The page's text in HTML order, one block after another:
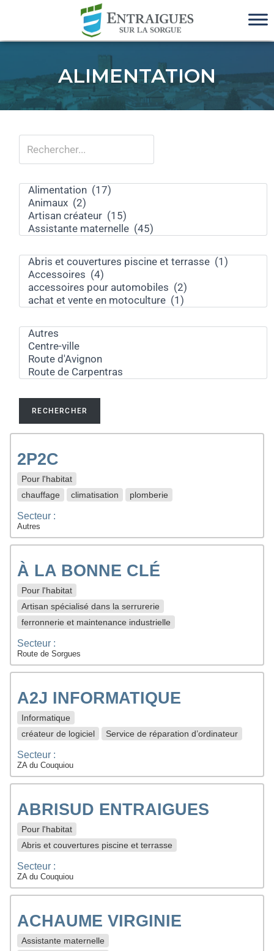
ALIMENTATION
2P2C
Pour l'habitat
chauffage
climatisation plomberie
Secteur :
Autres
À LA BONNE CLÉ
Pour l'habitat
Artisan spécialisé dans la serrurerie
ferronnerie et maintenance industrielle
Secteur :
Route de Sorgues
A2J INFORMATIQUE
Informatique
créateur de logiciel
Service de réparation d’ordinateur
Secteur :
ZA du Couquiou
ABRISUD ENTRAIGUES
Pour l'habitat
Abris et couvertures piscine et terrasse
Secteur :
ZA du Couquiou
ACHAUME VIRGINIE
Assistante maternelle